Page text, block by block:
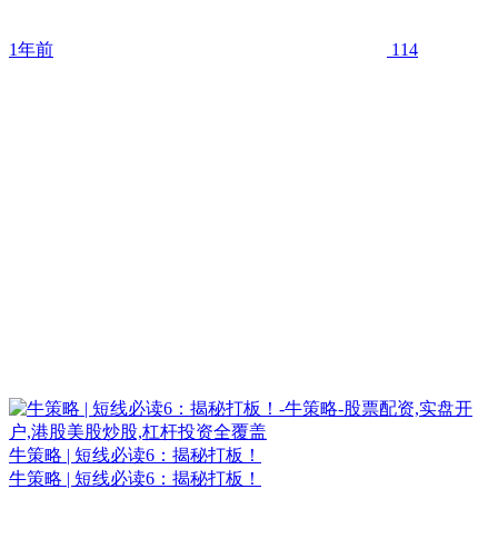
1年前 114
牛策略 | 短线必读6：揭秘打板！
牛策略 | 短线必读6：揭秘打板！